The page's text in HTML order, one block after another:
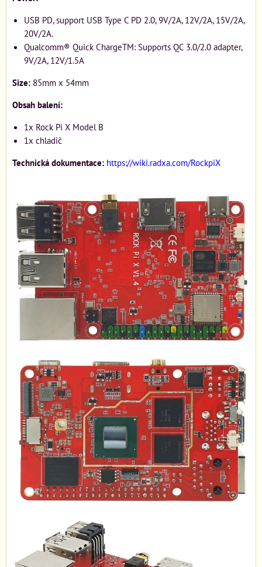
USB PD, support USB Type C PD 2.0, 9V/2A, 12V/2A, 15V/2A,
20V/2A.
Qualcomm® Quick ChargeTM: Supports QC 3.0/2.0 adapter,
9V/2A, 12V/1.5A
Size: 85mm x 54mm
Obsah balení:
1x Rock Pi X Model B
1x chladič
Technická dokumentace: https://wiki.radxa.com/RockpiX